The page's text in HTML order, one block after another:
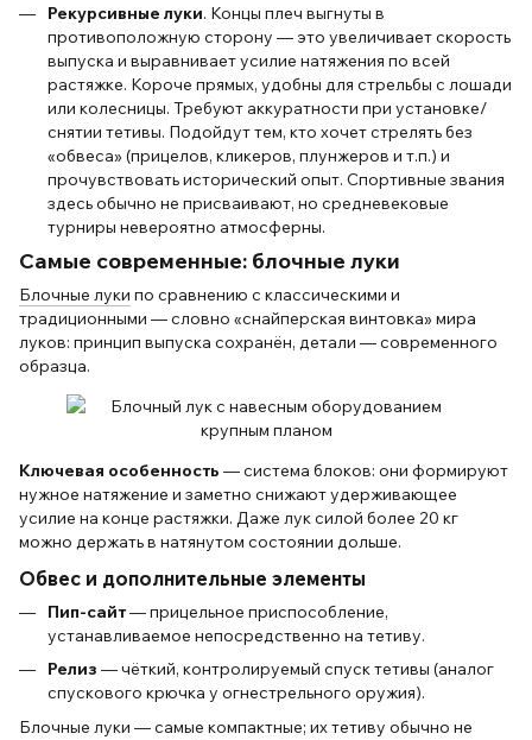
Рекурсивные луки. Концы плеч выгнуты в
противоположную сторону — это увеличивает скорость
выпуска и выравнивает усилие натяжения по всей
растяжке. Короче прямых, удобны для стрельбы с лошади
или колесницы. Требуют аккуратности при установке/
снятии тетивы. Подойдут тем, кто хочет стрелять без
«обвеса» (прицелов, кликеров, плунжеров и т.п.) и
прочувствовать исторический опыт. Спортивные звания
здесь обычно не присваивают, но средневековые
турниры невероятно атмосферны.
Самые современные: блочные луки
Блочные луки по сравнению с классическими и
традиционными — словно «снайперская винтовка» мира
луков: принцип выпуска сохранён, детали — современного
образца.
Ключевая особенность — система блоков: они формируют
нужное натяжение и заметно снижают удерживающее
усилие на конце растяжки. Даже лук силой более 20 кг
можно держать в натянутом состоянии дольше.
Обвес и дополнительные элементы
Пип-сайт— прицельное приспособление,
устанавливаемое непосредственно на тетиву.
Релиз — чёткий, контролируемый спуск тетивы (аналог
спускового крючка у огнестрельного оружия).
Блочные луки — самые компактные; их тетиву обычно не